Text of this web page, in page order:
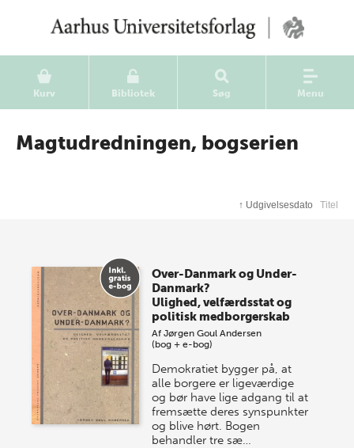
Kurv Bibliotek Søg Menu
Magtudredningen, bogserien
↑ Udgivelsesdato Titel
Over-Danmark og Under-
Danmark?
Ulighed, velfærdsstat og
politisk medborgerskab
AfJørgen Goul Andersen
(bog + e-bog)
Demokratiet bygger på, at
alle borgere er ligeværdige
og bør have lige adgang til at
fremsætte deres synspunkter
og blive hørt. Bogen
behandler tre sæ…